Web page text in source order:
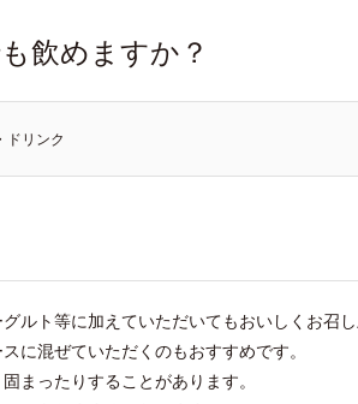
飲めますか？
ドリンク
ト等に加えていただいてもおいしくお召し
に混ぜていただくのもおすすめです。
まったりすることがあります。